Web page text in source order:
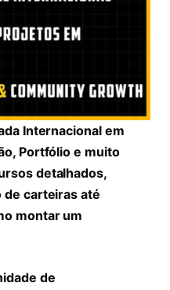
Internacional em
Portfólio e muito
detalhados,
de carteiras até
montar um
de